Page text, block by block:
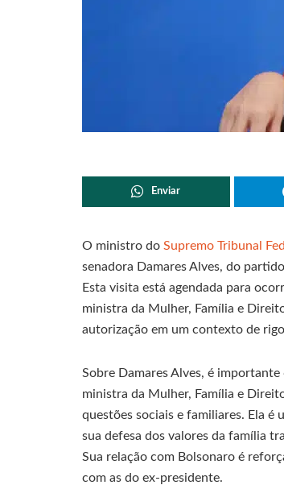
Enviar
O ministro do Supremo Tribunal
senadora Damares Alves, do
Esta visita está agendada para
ministra da Mulher, Família e
autorização em um contexto de
Sobre Damares Alves, é
ministra da Mulher, Família e
questões sociais e familiares. Ela é
sua defesa dos valores da família
Sua relação com Bolsonaro é
com as do ex-presidente.